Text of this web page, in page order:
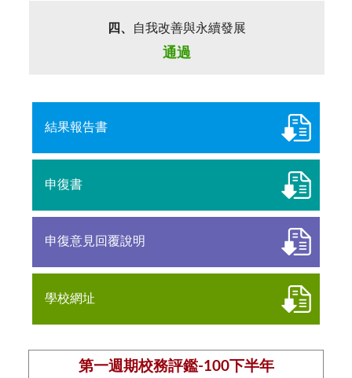
四、 自我改善與永續發展
通過
結果報告書
申復書
申復意見回覆說明
學校網址
第一週期校務評鑑-100下半年